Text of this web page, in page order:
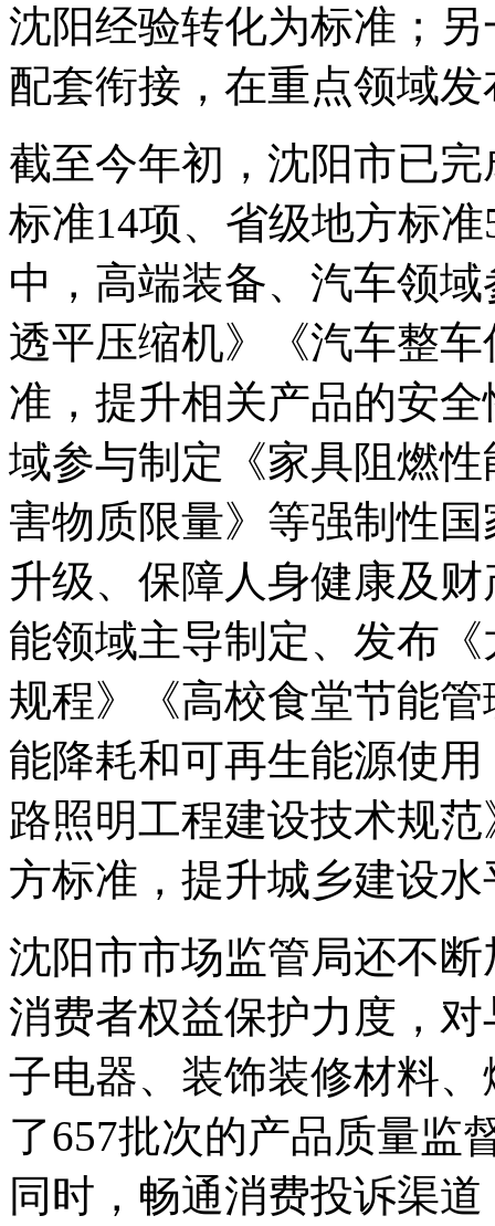
沈阳经验转化为标准；
配套衔接，在重点领域
截至今年初，沈阳市已
标准14项、省级地方标
中，高端装备、汽车领
透平压缩机》《汽车整
准，提升相关产品的安
域参与制定《家具阻燃
害物质限量》等强制性
升级、保障人身健康及
能领域主导制定、发布
规程》《高校食堂节能
能降耗和可再生能源使
路照明工程建设技术规
方标准，提升城乡建设
沈阳市市场监管局还不
消费者权益保护力度，
子电器、装饰装修材料
了657批次的产品质量监
同时，畅通消费投诉渠